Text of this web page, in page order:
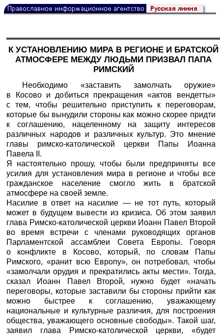
К УСТАНОВЛЕНИЮ МИРА В РЕГИОНЕ И БРАТСКОЙ
АТМОСФЕРЕ МЕЖДУ ЛЮДЬМИ ПРИЗВАЛ ПАПА
РИМСКИЙ
Необходимо «заставить замолчать оружие»
в Косово и добиться прекращения «актов вендетты»
с тем, чтобы решительно приступить к переговорам,
которые бы вынудили стороны как можно скорее придти
к соглашению, нацеленному на защиту интересов
различных народов и различных культур. Это мнение
главы римско-католической церкви Папы Иоанна
Павела II.
Я настоятельно прошу, чтобы были предприняты все
усилия для установления мира в регионе и чтобы все
гражданское население смогло жить в братской
атмосфере на своей земле.
Насилие в ответ на насилие — не тот путь, который
может в будущем вывести из кризиса. Об этом заявил
глава Римско-католической церкви Иоанн Павел Второй
во время встречи с членами руководящих органов
Парламентской ассамблеи Совета Европы. Говоря
о конфликте в Косово, который, по словам Папы
Римского, «ранит всю Европу», он потребовал, чтобы
«замолчали орудия и прекратились акты мести». Тогда,
сказал Иоанн Павел Второй, нужно будет «начать
переговоры, которые заставили бы стороны прийти как
можно быстрее к соглашению, уважающему
национальные и культурные различия, для построения
общества, уважающего основные свободы». Такой шаг,
заявил глава Римско-католической церкви, «будет